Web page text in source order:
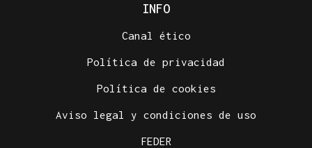
INFO
Canal ético
Política de privacidad
Política de cookies
Aviso legal y condiciones de uso
FEDER